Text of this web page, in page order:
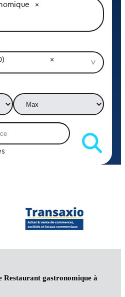
Restaurant gastronomique à